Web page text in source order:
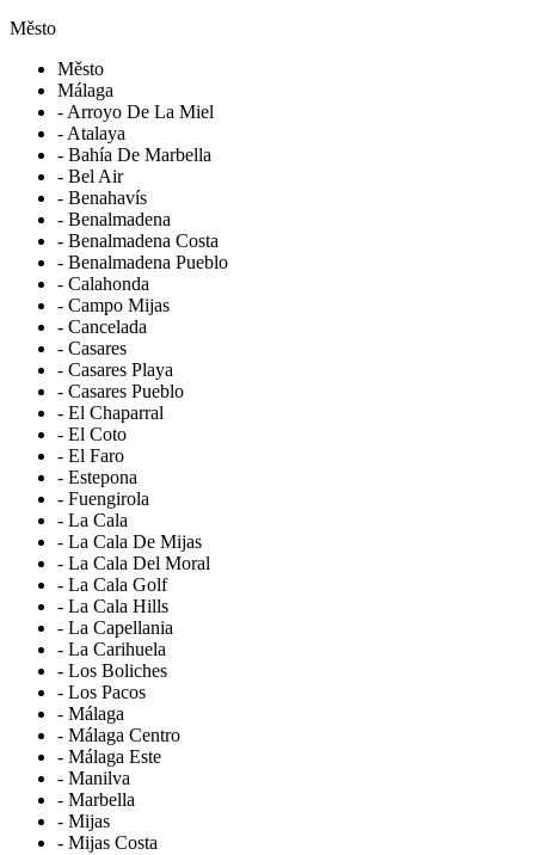
Město
Město
Málaga
- Arroyo De La Miel
- Atalaya
- Bahía De Marbella
- Bel Air
- Benahavís
- Benalmadena
- Benalmadena Costa
- Benalmadena Pueblo
- Calahonda
- Campo Mijas
- Cancelada
- Casares
- Casares Playa
- Casares Pueblo
- El Chaparral
- El Coto
- El Faro
- Estepona
- Fuengirola
- La Cala
- La Cala De Mijas
- La Cala Del Moral
- La Cala Golf
- La Cala Hills
- La Capellania
- La Carihuela
- Los Boliches
- Los Pacos
- Málaga
- Málaga Centro
- Málaga Este
- Manilva
- Marbella
- Mijas
- Mijas Costa